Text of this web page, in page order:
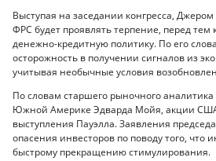
Выступая на заседании конгресса, Джером
ФРС будет проявлять терпение, перед тем
денежно-кредитную политику. По его
осторожность в получении сигналов из
учитывая необычные условия
По словам старшего рыночного
Южной Америке Эдварда Мойя, акции
выступления Пауэлла. Заявления
опасения инвесторов по поводу того, что
быстрому прекращению стимулирования.